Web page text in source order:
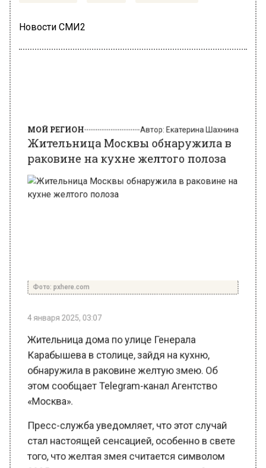
Новости СМИ2
4 января 2025, 03:07
Жительница дома по улице Генерала
обнаружила в раковине желтую змею. Об
этом сообщает Telegram-канал Агентство
«Москва».
Пресс-служба уведомляет, что этот случай
стал настоящей сенсацией, особенно в свете
того, что желтая змея считается символом
2025 года по восточному календарю. Сначала